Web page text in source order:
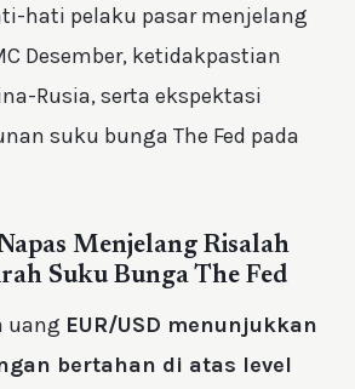
hati pelaku pasar menjelang
Desember, ketidakpastian
Rusia, serta ekspektasi
suku bunga The Fed pada
Menjelang Risalah
Suku Bunga The Fed
uang EUR/USD menunjukkan
bertahan di atas level